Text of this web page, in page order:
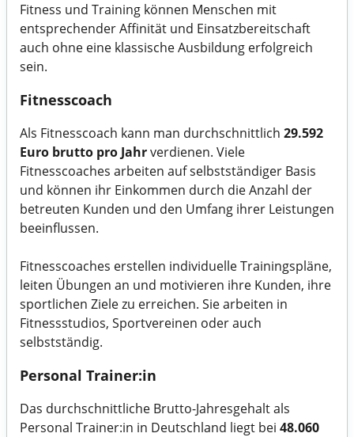
Fitness und Training können Menschen mit
entsprechender Affinität und Einsatzbereitschaft
auch ohne eine klassische Ausbildung erfolgreich
sein.
Fitnesscoach
Als Fitnesscoach kann man durchschnittlich 29.592
Euro brutto pro Jahrverdienen. Viele
Fitnesscoaches arbeiten auf selbstständiger Basis
und können ihr Einkommen durch die Anzahl der
betreuten Kunden und den Umfang ihrer Leistungen
beeinflussen.
Fitnesscoaches erstellen individuelle Trainingspläne,
leiten Übungen an und motivieren ihre Kunden, ihre
sportlichen Ziele zu erreichen. Sie arbeiten in
Fitnessstudios, Sportvereinen oder auch
selbstständig.
Personal Trainer:in
Das durchschnittliche Brutto-Jahresgehalt als
Personal Trainer:in in Deutschland liegt bei 48.060